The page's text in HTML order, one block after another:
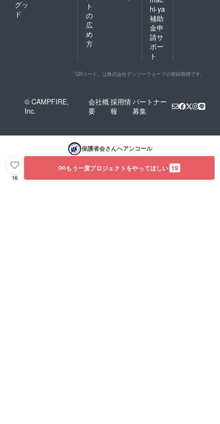
グッ
ド
ト
の
広
め
方
hi-ya
補助
金申
請サ
ポー
ト
「QRコード」は株式会社デンソーウェーブの登録商標です。
© CAMPFIRE,
Inc.
会社概
要
採用情
報
パートナー
募集
保護者会さんへアンコール
16
もう一度プロジェクトをやってほしい 19